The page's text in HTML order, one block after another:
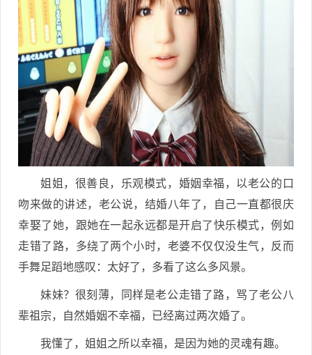
姐姐，很善良，乐观模式，婚姻幸福，以老公的口
吻来做的讲述，老公说，结婚八年了，自己一直都很庆
幸娶了她，跟她在一起永远都是开启了快乐模式，例如
走错了路，多绕了两个小时，老婆不仅仅没生气，反而
手舞足蹈地感叹：太好了，多看了这么多风景。
妹妹？很刻薄，同样是老公走错了路，骂了老公八
辈祖宗，自然婚姻不幸福，已经离过两次婚了。
我懂了，姐姐之所以幸福，是因为她的灵魂有趣。